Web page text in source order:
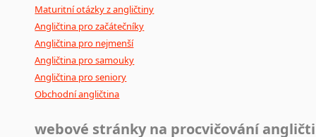
Maturitní otázky z angličtiny
Angličtina pro začátečníky
Angličtina pro nejmenší
Angličtina pro samouky
Angličtina pro seniory
Obchodní angličtina
webové stránky na procvičování